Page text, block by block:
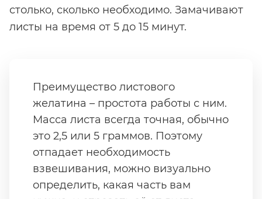
столько, сколько необходимо. Замачивают
листы на время от 5 до 15 минут.
Преимущество листового
желатина – простота работы с ним.
Масса листа всегда точная, обычно
это 2,5 или 5 граммов. Поэтому
отпадает необходимость
взвешивания, можно визуально
определить, какая часть вам